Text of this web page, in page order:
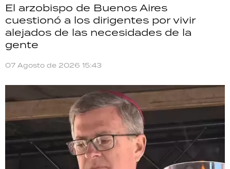
El arzobispo de Buenos Aires
cuestionó a los dirigentes por vivir
alejados de las necesidades de la
gente
07 Agosto de 2026 15:43